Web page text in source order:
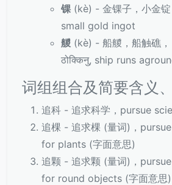
锞 (kè) - 金锞子，小金锭
small gold ingot
艐 (kè) - 船艐，船触礁，
ठोक्किनु, ship runs
词组组合及简要含义
追科 - 追求科学，pursue
追棵 - 追求棵 (量词)，
for plants (字面意思)
追颗 - 追求颗 (量词)，
for round objects (字面意思)